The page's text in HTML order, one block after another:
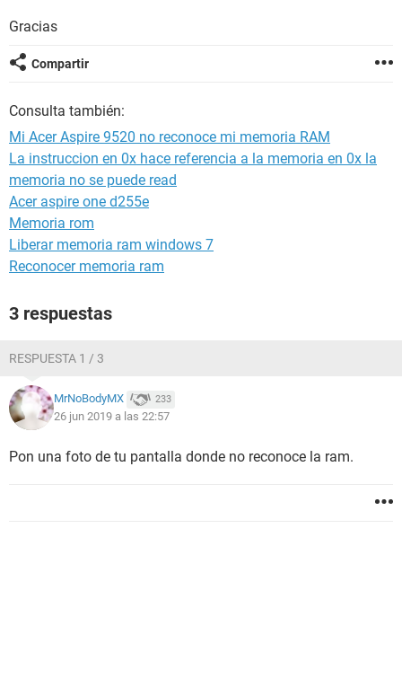
Gracias
Compartir
Consulta también:
Mi Acer Aspire 9520 no reconoce mi memoria RAM
La instruccion en 0x hace referencia a la memoria en 0x la
memoria no se puede read
Acer aspire one d255e
Memoria rom
Liberar memoria ram windows 7
Reconocer memoria ram
3 respuestas
RESPUESTA 1 / 3
MrNoBodyMX 233
26 jun 2019 a las 22:57
Pon una foto de tu pantalla donde no reconoce la ram.